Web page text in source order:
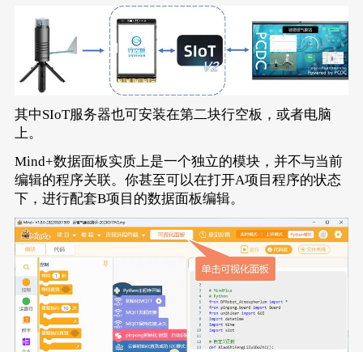
其中SIoT服务器也可安装在第二块行空板，或者电脑
上。
Mind+数据面板实质上是一个独立的模块，并不与当前
编辑的程序关联。你甚至可以在打开A项目程序的状态
下，进行配套B项目的数据面板编辑。